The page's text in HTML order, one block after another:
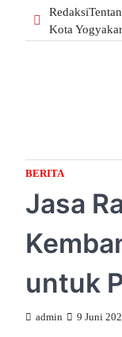
Redaksi
Kota
BERITA
Jasa
untuk
admin 9 Juni